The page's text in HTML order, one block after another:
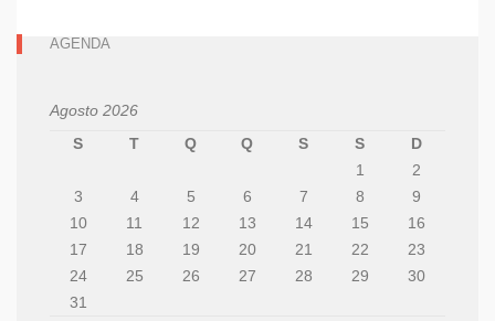
AGENDA
Agosto 2026
S
T Q Q S S
D
1
2
3
4 5 6 7 8
9
10
11 12 13 14 15
16
17
18 19 20 21 22
23
24
25 26 27 28 29
30
31